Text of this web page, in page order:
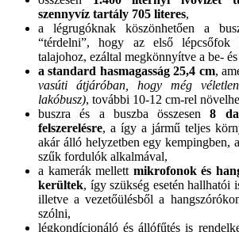
szennyvíz tartály 705 literes,
a légrugóknak köszönhetően a
“térdelni”, hogy az első lépcsőfok
talajohoz, ezáltal megkönnyítve a be-
a standard hasmagasság 25,4 cm,
vasúti átjáróban, hogy még
lakóbusz), további 10-12 cm-rel
buszra és a buszba összesen8
felszerelésre, a így a jármű teljes
akár álló helyzetben egy kempingben,
szűk fordulók alkalmával,
a kamerák mellett mikrofonok és
kerültek, így szükség esetén
illetve a vezetőülésből a
szólni,
légkondícionáló és állófűtés is